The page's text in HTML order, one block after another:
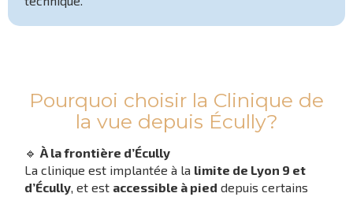
Pourquoi choisir la Clinique de
la vue depuis Écully?
🔹À la frontière d’Écully
La clinique est implantée à la limite de Lyon 9 et
d’Écully, et est accessible à pied depuis certains